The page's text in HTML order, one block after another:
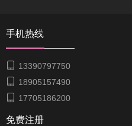
手机热线
 13390797750
 18905157490
 17705186200
免费注册